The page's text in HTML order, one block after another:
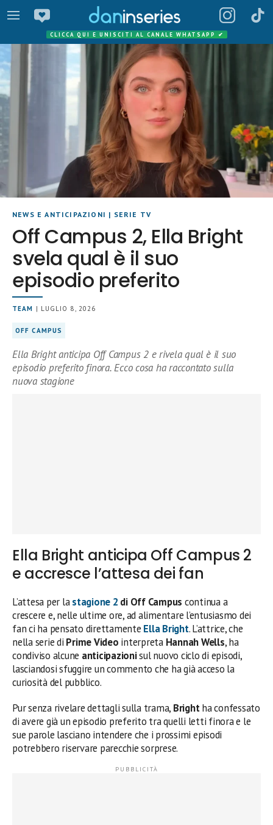
CLICCA QUI E UNISCITI AL CANALE WHATSAPP ✔
NEWS E ANTICIPAZIONI | SERIE TV
Off Campus 2, Ella Bright
svela qual è il suo
episodio preferito
TEAM | LUGLIO 8, 2026
OFF CAMPUS
Ella Bright anticipa Off Campus 2 e rivela qual è il suo
episodio preferito finora. Ecco cosa ha raccontato sulla
nuova stagione
Ella Bright anticipa Off Campus 2
e accresce l’attesa dei fan
L’attesa per la stagione 2 di Off Campus continua a
crescere e, nelle ultime ore, ad alimentare l’entusiasmo dei
fan ci ha pensato direttamente Ella Bright. L’attrice, che
nella serie di Prime Video interpreta Hannah Wells, ha
condiviso alcune anticipazionisul nuovo ciclo di episodi,
lasciandosi sfuggire un commento che ha già acceso la
curiosità del pubblico.
Pur senza rivelare dettagli sulla trama, Brightha confessato
di avere già un episodio preferito tra quelli letti finora e le
sue parole lasciano intendere che i prossimi episodi
potrebbero riservare parecchie sorprese.